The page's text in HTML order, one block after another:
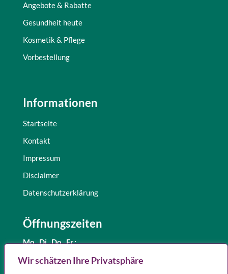
Wir schätzen Ihre Privatsphäre
Angebote & Rabatte
Gesundheit heute
Kosmetik & Pflege
Vorbestellung
Informationen
Startseite
Kontakt
Impressum
Disclaimer
Datenschutzerklärung
Öffnungszeiten
Mo., Di.,Do., Fr.:
und 15.00 – 18.00 Uhr